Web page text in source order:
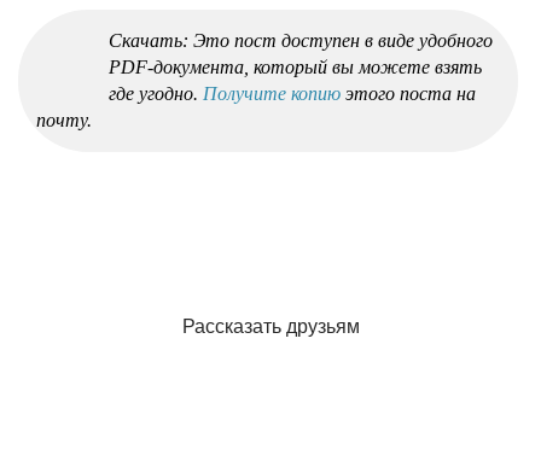
Скачать: Это пост доступен в виде удобного
PDF-документа, который вы можете взять
где угодно. Получите копию этого поста на
почту.
Рассказать друзьям